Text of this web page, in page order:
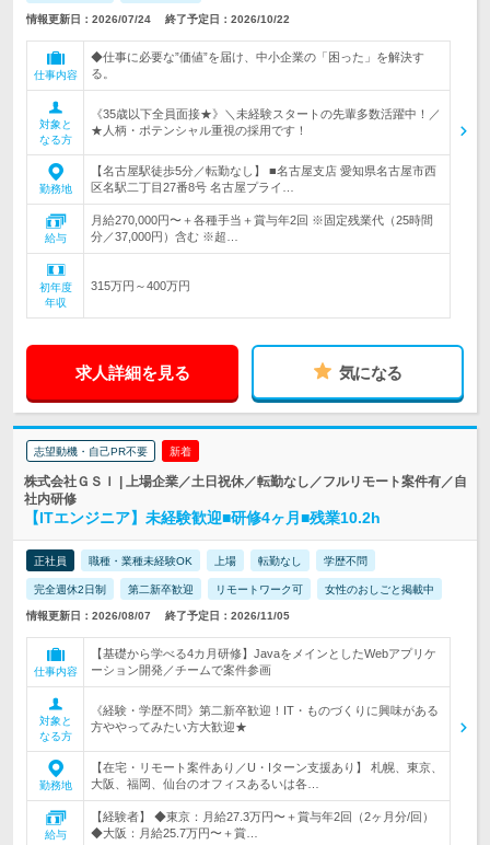
情報更新日：2026/07/24 終了予定日：2026/10/22
仕事内容
◆仕事に必要な”価値”を届け、中小企業の「困った」を解決す
る。
対象と
なる方
《35歳以下全員面接★》＼未経験スタートの先輩多数活躍中！／
★人柄・ポテンシャル重視の採用です！
勤務地
【名古屋駅徒歩5分／転勤なし】 ■名古屋支店 愛知県名古屋市西
区名駅二丁目27番8号 名古屋プライ…
給与
月給270,000円〜＋各種手当＋賞与年2回 ※固定残業代（25時間
分／37,000円）含む ※超…
初年度
年収
315万円～400万円
求人詳細を見る 気になる
志望動機・自己PR不要 新着
株式会社ＧＳＩ | 上場企業／土日祝休／転勤なし／フルリモート案件有／自
社内研修
【ITエンジニア】未経験歓迎■研修4ヶ月■残業10.2h
正社員 職種・業種未経験OK 上場 転勤なし 学歴不問
完全週休2日制 第二新卒歓迎 リモートワーク可 女性のおしごと掲載中
情報更新日：2026/08/07 終了予定日：2026/11/05
仕事内容
【基礎から学べる4カ月研修】JavaをメインとしたWebアプリケ
ーション開発／チームで案件参画
対象と
なる方
《経験・学歴不問》第二新卒歓迎！IT・ものづくりに興味がある
方ややってみたい方大歓迎★
勤務地
【在宅・リモート案件あり／U・Iターン支援あり】 札幌、東京、
大阪、福岡、仙台のオフィスあるいは各…
給与
【経験者】 ◆東京：月給27.3万円〜＋賞与年2回（2ヶ月分/回）
◆大阪：月給25.7万円〜＋賞…